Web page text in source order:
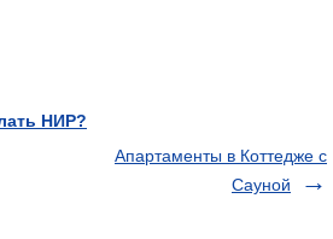
НИР?
Апартаменты в Коттедже с
Сауной